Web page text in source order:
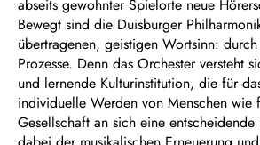
abseits gewohnter Spielorte neue
Bewegt sind die Duisburger
übertragenen, geistigen Wortsinn:
Prozesse. Denn das Orchester versteht
und lernende Kulturinstitution, die für
individuelle Werden von Menschen wie
Gesellschaft an sich eine